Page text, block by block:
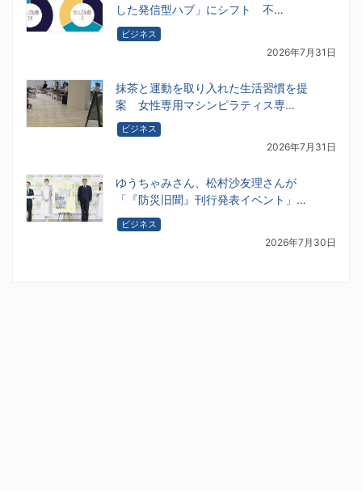
した発信型ハブ」にシフト 不…
ビジネス
2026年7月31日
抹茶と運動を取り入れた生活習慣を提
案 女性専用マシンピラティス専…
ビジネス
2026年7月31日
ゆうちゃみさん、松村沙友理さんが
「『防災旧聞』刊行発表イベント」…
ビジネス
2026年7月30日